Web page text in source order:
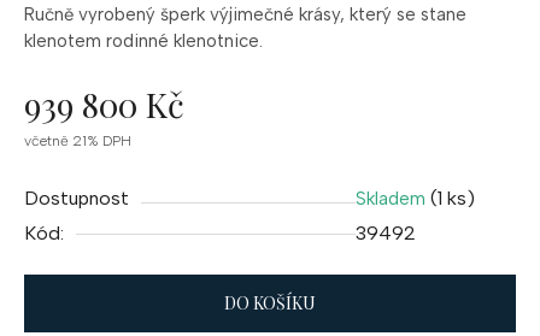
Ručně vyrobený šperk výjimečné krásy, který se stane
klenotem rodinné klenotnice.
939 800 Kč
Měrná
včetně 21% DPH
Dostupnost Skladem (1 ks)
Kód:
39492
DO KOŠÍKU